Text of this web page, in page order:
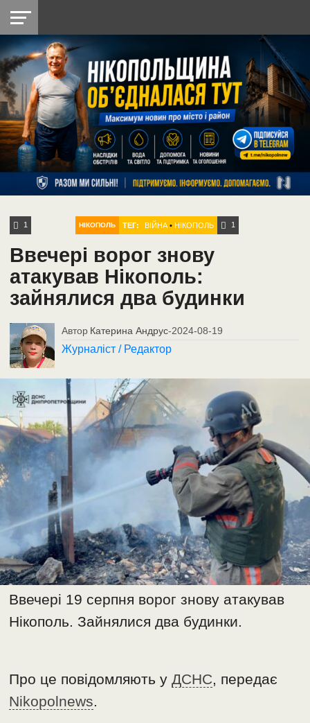
НІКОПОЛЬ
РАЙОН
СІЧЕСЛАВСЬКА
УКРАЇНА
РЕТРО
НІКОПОЛЬ
ЛАЙТ
УКРАЇНА
ДОПОМОГА
РАДІО
1 НІКОПОЛЬ ТЕГ: ВІЙНА •НІКОПОЛЬ 1
Ввечері ворог знову
атакував Нікополь:
зайнялися два будинки
Автор Катерина Андрус-2024-08-19
Журналіст / Редактор
Ввечері 19 серпня ворог знову атакував
Нікополь. Зайнялися два будинки.
Про це повідомляють уДСНC, передає
Nikopolnews.